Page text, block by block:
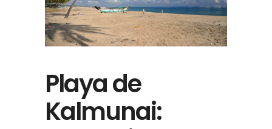
Playa de
Kalmunai: